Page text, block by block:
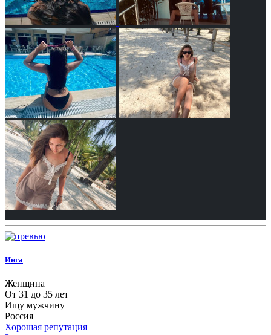
Инга
Женщина
От 31 до 35 лет
Ищу мужчину
Россия
Хорошая репутация